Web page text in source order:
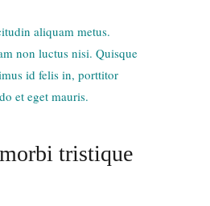
aliquam metus.
non luctus nisi. Quisque
id felis in, porttitor
et eget mauris.
tristique